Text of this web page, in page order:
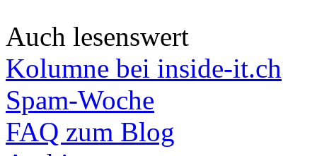
Auch lesenswert
Kolumne bei inside-it.ch
Spam-Woche
FAQ zum Blog